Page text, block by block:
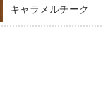
キャラメルチーク